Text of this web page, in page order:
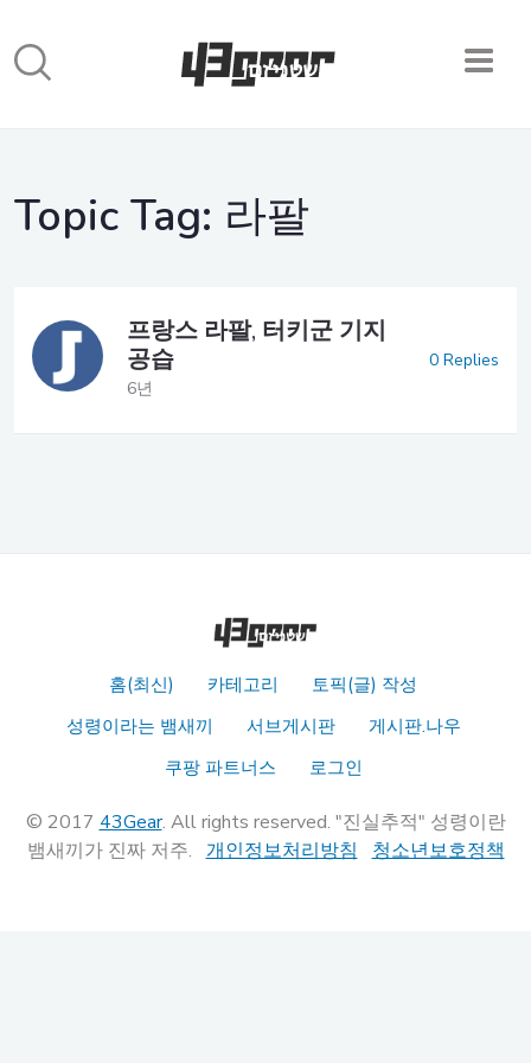
Topic Tag: 라팔
프랑스 라팔, 터키군 기지
공습
6년
0 Replies
홈(최신) 카테고리
토픽(글) 작성
성령이라는 뱀새끼
서브게시판
게시판.나우
쿠팡 파트너스
로그인
© 2017 43Gear. All rights reserved. "진실추적" 성령이란
뱀새끼가 진짜 저주. 개인정보처리방침 청소년보호정책